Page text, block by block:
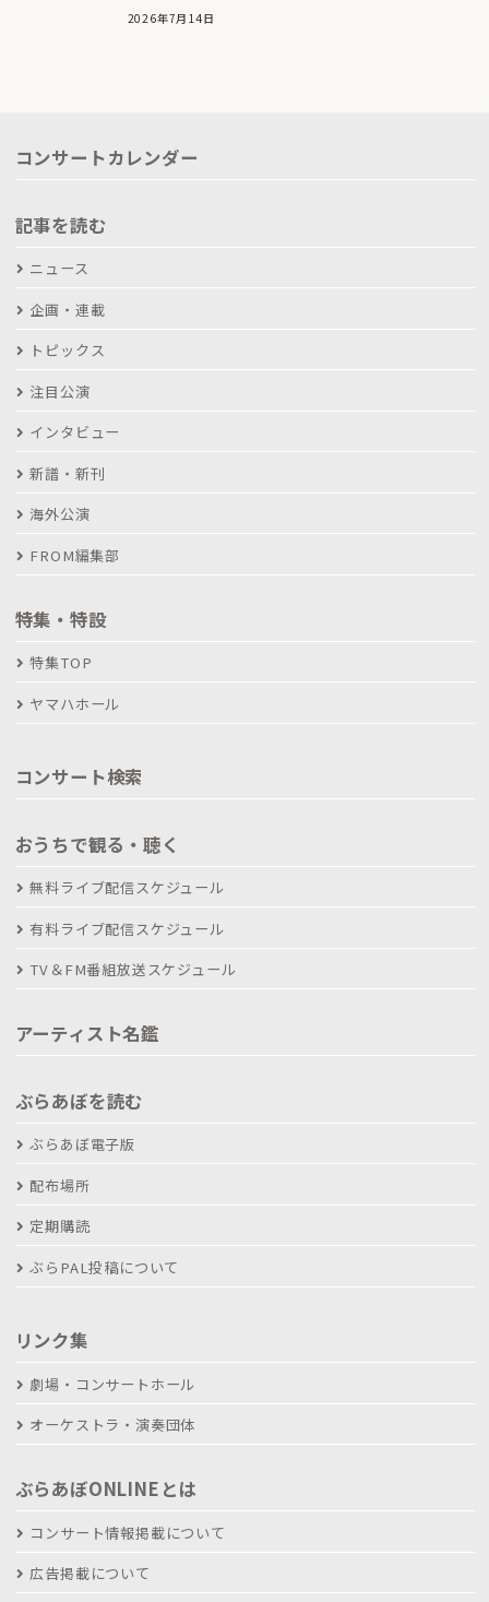
2026年7月14日
コンサートカレンダー
記事を読む
ニュース
企画・連載
トピックス
注目公演
インタビュー
新譜・新刊
海外公演
FROM編集部
特集・特設
特集TOP
ヤマハホール
コンサート検索
おうちで観る・聴く
無料ライブ配信スケジュール
有料ライブ配信スケジュール
TV＆FM番組放送スケジュール
アーティスト名鑑
ぶらあぼを読む
ぶらあぼ電子版
配布場所
定期購読
ぶらPAL投稿について
リンク集
劇場・コンサートホール
オーケストラ・演奏団体
ぶらあぼONLINEとは
コンサート情報掲載について
広告掲載について